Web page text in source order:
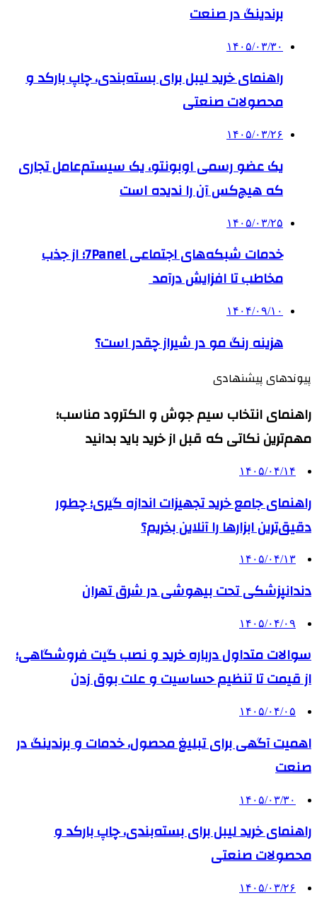
برندینگ در صنعت
۱۴۰۵/۰۳/۳۰
راهنمای خرید لیبل برای بسته‌بندی، چاپ بارکد و
محصولات صنعتی
۱۴۰۵/۰۳/۲۶
یک عضو رسمی اوبونتو، یک سیستم‌عامل تجاری
که هیچ‌کس آن را ندیده است
۱۴۰۵/۰۳/۲۵
خدمات شبکه‌های اجتماعی 7Panel؛ از جذب
مخاطب تا افزایش درآمد
۱۴۰۴/۰۹/۱۰
هزینه رنگ مو در شیراز چقدر است؟
پیوندهای پیشنهادی
راهنمای انتخاب سیم جوش و الکترود مناسب؛
مهم‌ترین نکاتی که قبل از خرید باید بدانید
۱۴۰۵/۰۴/۱۴
راهنمای جامع خرید تجهیزات اندازه گیری؛ چطور
دقیق‌ترین ابزارها را آنلاین بخریم؟
۱۴۰۵/۰۴/۱۳
دندانپزشکی تحت بیهوشی در شرق تهران
۱۴۰۵/۰۴/۰۹
سوالات متداول درباره خرید و نصب گیت فروشگاهی؛
از قیمت تا تنظیم حساسیت و علت بوق زدن
۱۴۰۵/۰۴/۰۵
اهمیت آگهی برای تبلیغ محصول، خدمات و برندینگ در
صنعت
۱۴۰۵/۰۳/۳۰
راهنمای خرید لیبل برای بسته‌بندی، چاپ بارکد و
محصولات صنعتی
۱۴۰۵/۰۳/۲۶